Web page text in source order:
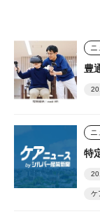
ニ
豊
ニ
特
ケ